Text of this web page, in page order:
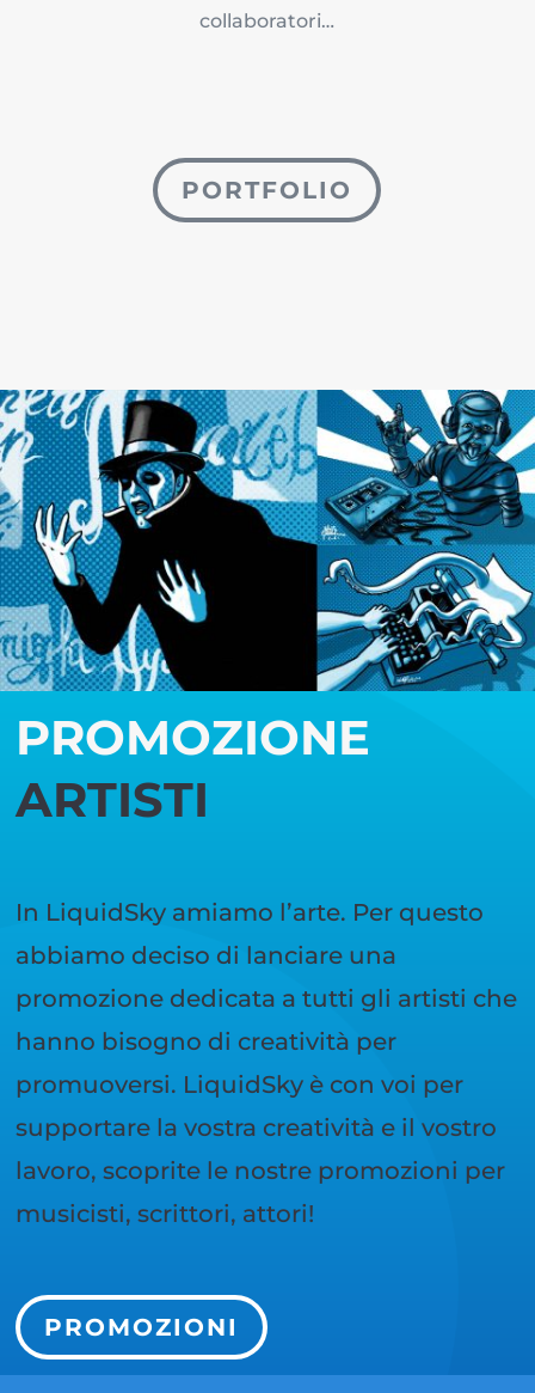
collaboratori…
PORTFOLIO
PROMOZIONE
ARTISTI
In LiquidSky amiamo l’arte. Per questo
abbiamo deciso di lanciare una
promozione dedicata a tutti gli artisti che
hanno bisogno di creatività per
promuoversi. LiquidSky è con voi per
supportare la vostra creatività e il vostro
lavoro, scoprite le nostre promozioni per
musicisti, scrittori, attori!
PROMOZIONI